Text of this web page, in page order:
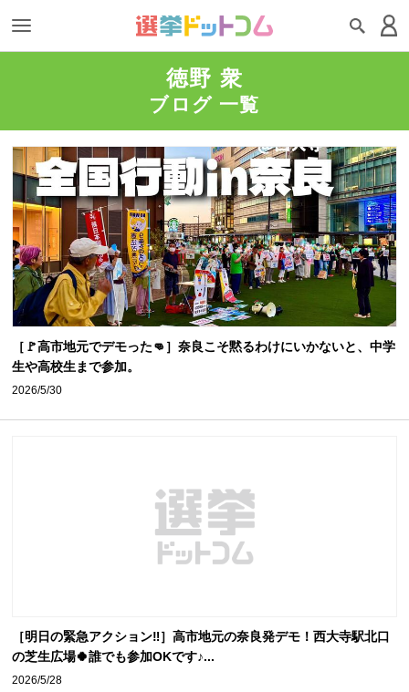
徳野 衆
ブログ 一覧
［🚩高市地元でデモった👊］奈良こそ黙るわけにいかないと、中学
生や高校生まで参加。
2026/5/30
［明日の緊急アクション‼️］高市地元の奈良発デモ！西大寺駅北口
の芝生広場🍀誰でも参加OKです♪...
2026/5/28